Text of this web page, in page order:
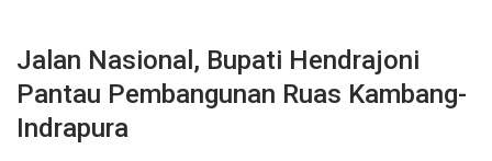
Jalan Nasional, Bupati Hendrajoni
Pantau Pembangunan Ruas Kambang-
Indrapura